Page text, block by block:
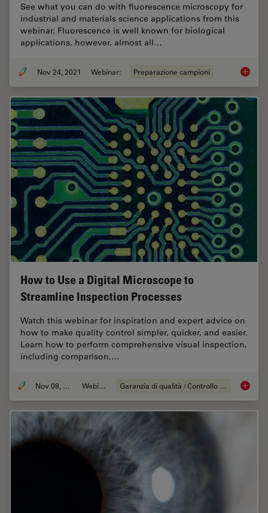
See what you can do with fluorescence microscopy for
industrial and materials science applications from this
webinar. Fluorescence is well known for biological
applications, however, almost all…
Nov 24, 2021 Webinar: Preparazione campioni How
How to Use a Digital Microscope to
Streamline Inspection Processes
Watch this webinar for inspiration and expert advice on
how to make quality control simpler, quicker, and easier.
Learn how to perform comprehensive visual inspection,
including comparison,…
Nov 08, 2021 Webinar: Garanzia di qualità / Controllo di qualità How to